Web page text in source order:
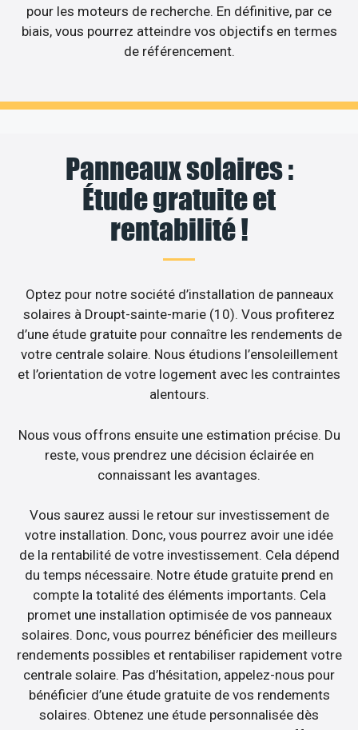
pour les moteurs de recherche. En définitive, par ce
biais, vous pourrez atteindre vos objectifs en termes
de référencement.
Panneaux solaires :
Étude gratuite et
rentabilité !
Optez pour notre société d’installation de panneaux
solaires à Droupt-sainte-marie (10). Vous profiterez
d’une étude gratuite pour connaître les rendements de
votre centrale solaire. Nous étudions l’ensoleillement
et l’orientation de votre logement avec les contraintes
alentours.
Nous vous offrons ensuite une estimation précise. Du
reste, vous prendrez une décision éclairée en
connaissant les avantages.
Vous saurez aussi le retour sur investissement de
votre installation. Donc, vous pourrez avoir une idée
de la rentabilité de votre investissement. Cela dépend
du temps nécessaire. Notre étude gratuite prend en
compte la totalité des éléments importants. Cela
promet une installation optimisée de vos panneaux
solaires. Donc, vous pourrez bénéficier des meilleurs
rendements possibles et rentabiliser rapidement votre
centrale solaire. Pas d’hésitation, appelez-nous pour
bénéficier d’une étude gratuite de vos rendements
solaires. Obtenez une étude personnalisée dès